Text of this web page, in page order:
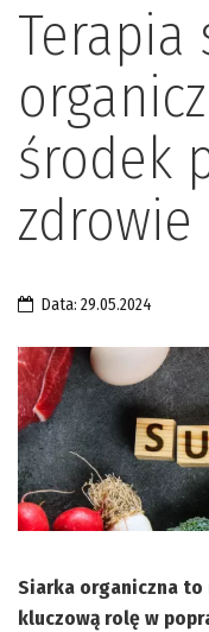
Terapia
środek
Data: 29.05.2024
Siarka organiczna
kluczową rolę w